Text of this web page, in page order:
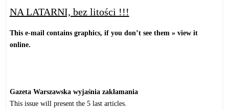
NA LATARNI, bez litości !!!
This e-mail contains graphics, if you don’t see them » view it
online.
Gazeta Warszawska wyjaśnia zakłamania
This issue will present the 5 last articles.